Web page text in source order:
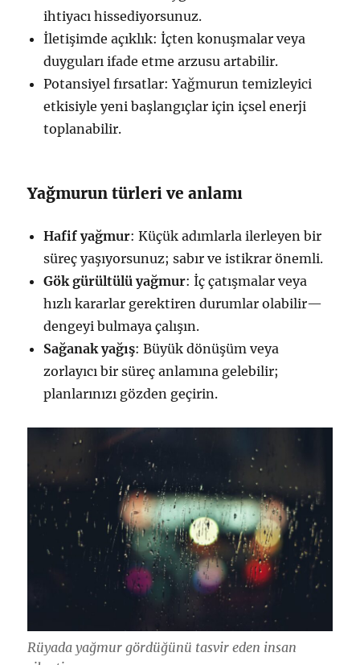
ihtiyacı hissediyorsunuz.
İletişimde açıklık: İçten konuşmalar veya
duyguları ifade etme arzusu artabilir.
Potansiyel fırsatlar: Yağmurun temizleyici
etkisiyle yeni başlangıçlar için içsel enerji
toplanabilir.
Yağmurun türleri ve anlamı
Hafif yağmur: Küçük adımlarla ilerleyen bir
süreç yaşıyorsunuz; sabır ve istikrar önemli.
Gök gürültülü yağmur: İç çatışmalar veya
hızlı kararlar gerektiren durumlar olabilir—
dengeyi bulmaya çalışın.
Sağanak yağış: Büyük dönüşüm veya
zorlayıcı bir süreç anlamına gelebilir;
planlarınızı gözden geçirin.
Rüyada yağmur gördüğünü tasvir eden insan